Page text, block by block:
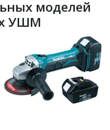
моделей
УШМ